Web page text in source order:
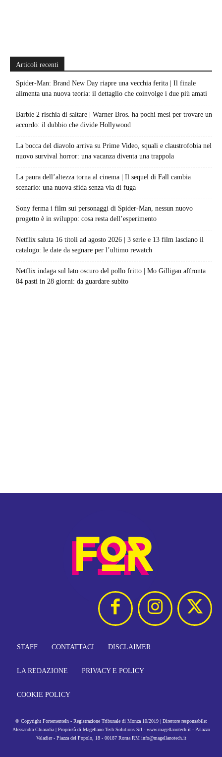
Articoli recenti
Spider-Man: Brand New Day riapre una vecchia ferita | Il finale
alimenta una nuova teoria: il dettaglio che coinvolge i due più amati
Barbie 2 rischia di saltare | Warner Bros. ha pochi mesi per trovare un
accordo: il dubbio che divide Hollywood
La bocca del diavolo arriva su Prime Video, squali e claustrofobia nel
nuovo survival horror: una vacanza diventa una trappola
La paura dell’altezza torna al cinema | Il sequel di Fall cambia
scenario: una nuova sfida senza via di fuga
Sony ferma i film sui personaggi di Spider-Man, nessun nuovo
progetto è in sviluppo: cosa resta dell’esperimento
Netflix saluta 16 titoli ad agosto 2026 | 3 serie e 13 film lasciano il
catalogo: le date da segnare per l’ultimo rewatch
Netflix indaga sul lato oscuro del pollo fritto | Mo Gilligan affronta
84 pasti in 28 giorni: da guardare subito
STAFF CONTATTACI DISCLAIMER
LA REDAZIONE PRIVACY E POLICY
COOKIE POLICY
© Copyright FortementeIn - Registrazione Tribunale di Monza 10/2019 | Direttore responsabile:
Alessandra Chiaradia | Proprietà di Magellano Tech Solutions Srl - www.magellanotech.it - Palazzo
Valadier - Piazza del Popolo, 18 - 00187 Roma RM info@magellanotech.it